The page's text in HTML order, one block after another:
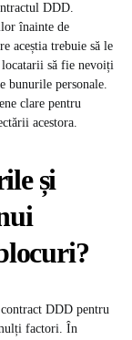
DDD.
înainte de
aceștia trebuie să le
locatarii să fie nevoiți
bunurile personale.
clare pentru
acestora.
și
DDD pentru
factori. În